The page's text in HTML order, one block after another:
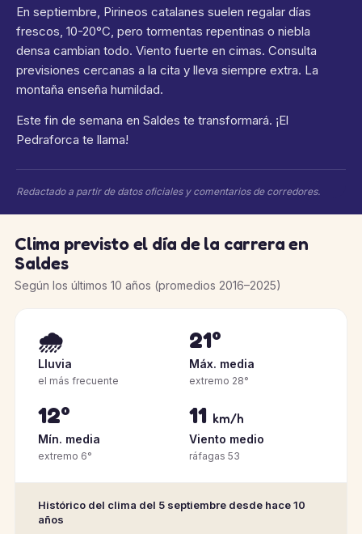
En septiembre, Pirineos catalanes suelen regalar días
frescos, 10-20°C, pero tormentas repentinas o niebla
densa cambian todo. Viento fuerte en cimas. Consulta
previsiones cercanas a la cita y lleva siempre extra. La
montaña enseña humildad.
Este fin de semana en Saldes te transformará. ¡El
Pedraforca te llama!
Redactado a partir de datos oficiales y comentarios de corredores.
Clima previsto el día de la carrera en
Saldes
Según los últimos 10 años (promedios 2016–2025)
🌧️
Lluvia
el más frecuente
21°
Máx. media
extremo 28°
12°
Mín. media
extremo 6°
11 km/h
Viento medio
ráfagas 53
Histórico del clima del 5 septiembre desde hace 10
años